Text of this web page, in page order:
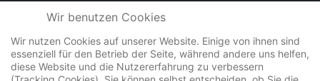
COM-INSTITUT Sabine Hengst
Mühlweg 13, 01662 Meißen
+49 (0)3521 4070431
Wir benutzen Cookies
Wir nutzen Cookies auf unserer Website. Einige von ihnen sind
essenziell für den Betrieb der Seite, während andere uns helfen,
diese Website und die Nutzererfahrung zu verbessern